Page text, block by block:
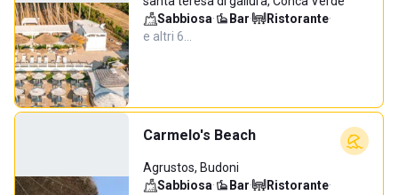
Sabbiosa· Bar· Ristorante·
e altri 6…
Carmelo's Beach
Agrustos, Budoni
Sabbiosa· Bar· Ristorante·